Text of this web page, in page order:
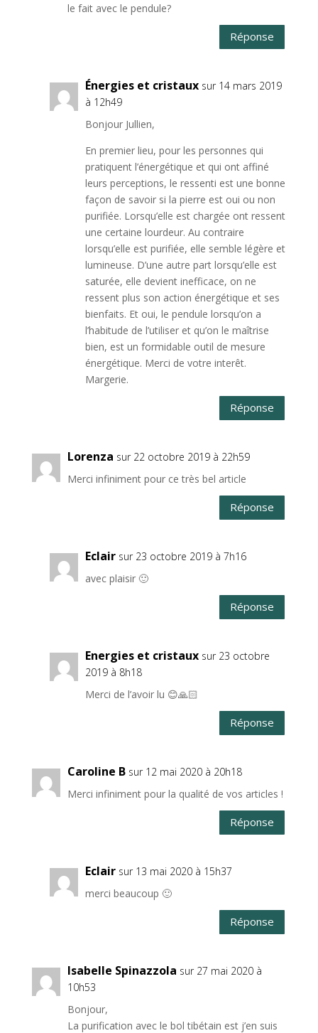
le fait avec le pendule?
Réponse
Énergies et cristaux sur 14 mars 2019
à 12h49
Bonjour Jullien,
En premier lieu, pour les personnes qui
pratiquent l’énergétique et qui ont affiné
leurs perceptions, le ressenti est une bonne
façon de savoir si la pierre est oui ou non
purifiée. Lorsqu’elle est chargée ont ressent
une certaine lourdeur. Au contraire
lorsqu’elle est purifiée, elle semble légère et
lumineuse. D’une autre part lorsqu’elle est
saturée, elle devient inefficace, on ne
ressent plus son action énergétique et ses
bienfaits. Et oui, le pendule lorsqu’on a
l’habitude de l’utiliser et qu’on le maîtrise
bien, est un formidable outil de mesure
énergétique. Merci de votre interêt.
Margerie.
Réponse
Lorenza sur 22 octobre 2019 à 22h59
Merci infiniment pour ce très bel article
Réponse
Eclair sur 23 octobre 2019 à 7h16
avec plaisir 🙂
Réponse
Energies et cristaux sur 23 octobre
2019 à 8h18
Merci de l’avoir lu 😊🙏🏻
Réponse
Caroline B sur 12 mai 2020 à 20h18
Merci infiniment pour la qualité de vos articles !
Réponse
Eclair sur 13 mai 2020 à 15h37
merci beaucoup 🙂
Réponse
Isabelle Spinazzola sur 27 mai 2020 à
10h53
Bonjour,
La purification avec le bol tibétain est j’en suis